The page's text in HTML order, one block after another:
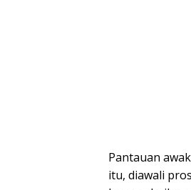
Pantauan
itu, diawali